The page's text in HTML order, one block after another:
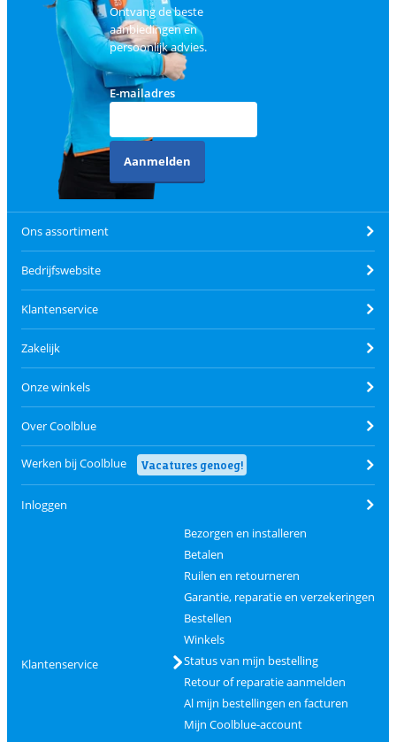
Ontvang de beste
aanbiedingen en
persoonlijk advies.
E-mailadres
Aanmelden
Ons assortiment
Bedrijfswebsite
Klantenservice
Zakelijk
Onze winkels
Over Coolblue
Werken bij Coolblue Vacatures genoeg!
Inloggen
Klantenservice
Bezorgen en installeren
Betalen
Ruilen en retourneren
Garantie, reparatie en verzekeringen
Bestellen
Winkels
Status van mijn bestelling
Retour of reparatie aanmelden
Al mijn bestellingen en facturen
Mijn Coolblue-account